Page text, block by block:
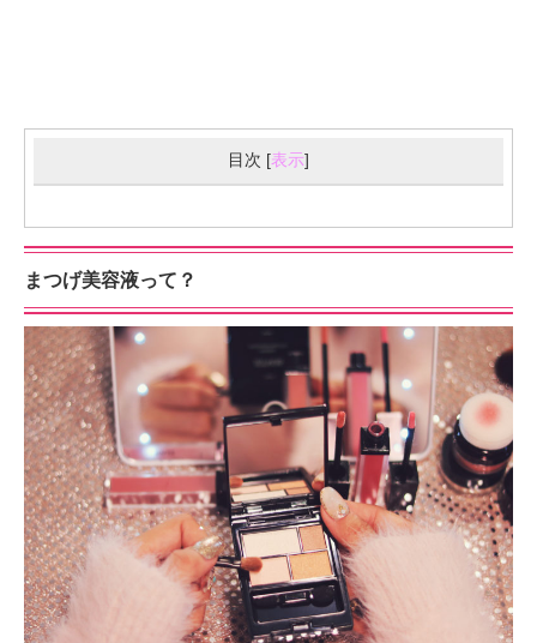
目次 [表示]
まつげ美容液って？